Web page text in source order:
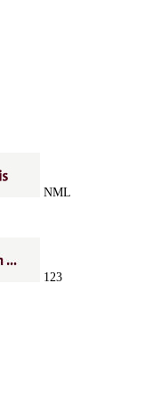
NML
123